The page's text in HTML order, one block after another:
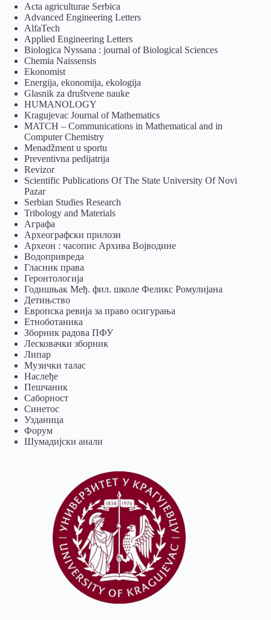
Acta agriculturae Serbica
Advanced Engineering Letters
AlfaTech
Applied Engineering Letters
Biologica Nyssana : journal of Biological Sciences
Chemia Naissensis
Ekonomist
Energija, ekonomija, ekologija
Glasnik za društvene nauke
HUMANOLOGY
Kragujevac Journal of Mathematics
MATCH – Communications in Mathematical and in
Computer Chemistry
Menadžment u sportu
Preventivna pedijatrija
Revizor
Scientific Publications Of The State University Of Novi
Pazar
Serbian Studies Research
Tribology and Materials
Аграфа
Археографски прилози
Археон : часопис Архива Војводине
Водопривреда
Гласник права
Геронтологија
Годишњак Међ. фил. школе Феликс Ромулијана
Детињство
Европска ревија за право осигурања
Eтноботаника
Зборник радова ПФУ
Лесковачки зборник
Липар
Музички талас
Наслеђе
Пешчаник
Саборност
Синетос
Узданица
Форум
Шумадијски анали